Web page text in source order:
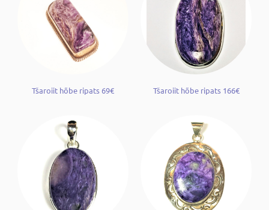
Tšaroiit hõbe ripats 69€ Tšaroiit hõbe ripats 166€